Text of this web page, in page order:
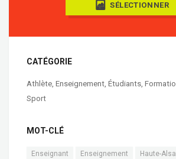
SÉLECTIONNER
CATÉGORIE
Athlète, Enseignement, Étudiants,
Sport
MOT-CLÉ
Enseignant Enseignement Haute-